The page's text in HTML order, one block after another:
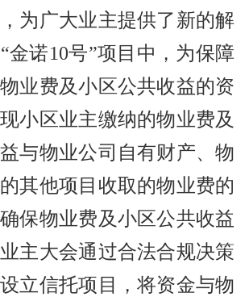
为广大业主提供了新的解
金诺10号”项目中，为保障
业费及小区公共收益的资
小区业主缴纳的物业费及
与物业公司自有财产、物
其他项目收取的物业费的
保物业费及小区公共收益
主大会通过合法合规决策
立信托项目，将资金与物